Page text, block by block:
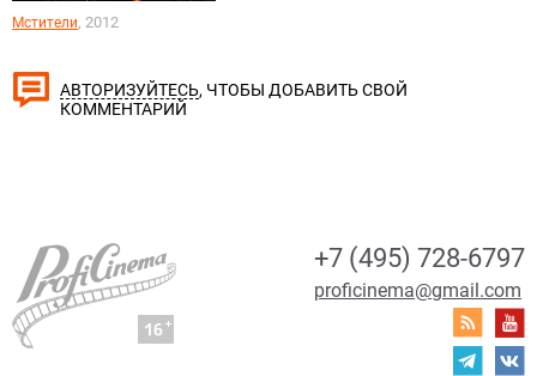
Мстители, 2012
АВТОРИЗУЙТЕСЬ, ЧТОБЫ ДОБАВИТЬ СВОЙ
КОММЕНТАРИЙ
+7 (495) 728-6797
proficinema@gmail.com